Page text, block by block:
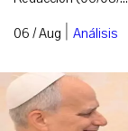
06 / Aug | Análisis